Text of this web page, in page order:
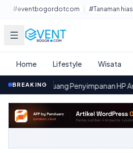
Lewati ke konten utama
#eventbogordotcom #Tanaman hias
Home Lifestyle Wisata
BREAKING
Penyimpanan HP Android dan iOS·